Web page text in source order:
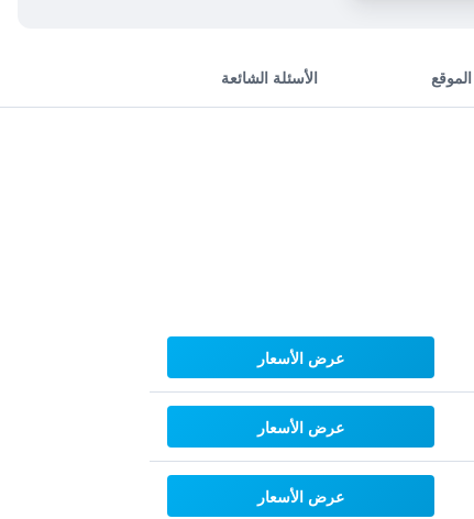
الموقع الأسئلة الشائعة
عرض الأسعار
عرض الأسعار
عرض الأسعار